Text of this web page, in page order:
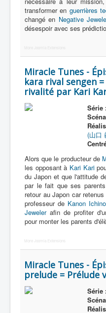
transformer en guerrières
changé en Negative
désespoir avec ses
More Joomla Extensions
Miracle Tunes -
kara rival sengen
rivalité par Kari
Série
(山口
Alors que le producteur de
les opposant à Kari Kari
du Japon et que l'attitude
par le fait que ses
retour au Japon car
professeur de Kanon
Jewelerafin de profiter
pour monter les parents
More Joomla Extensions
Miracle Tunes -
prelude = Prélude
Série